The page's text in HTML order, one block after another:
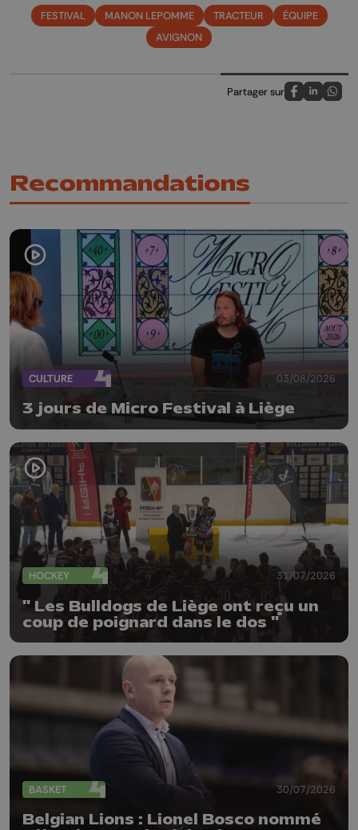
FESTIVAL MANON LEPOMME TRACTEUR
ÉQUIPE
AVIGNON
Partager sur
Partagez sur
Partagez
Recommandations
CULTURE 03/08/2026
3 jours de Micro Festival à Liège
HOCKEY 31/07/2026
" Les Bulldogs de Liège ont reçu un
coup de poignard dans le dos "
BASKET 30/07/2026
Belgian Lions : Lionel Bosco nommé